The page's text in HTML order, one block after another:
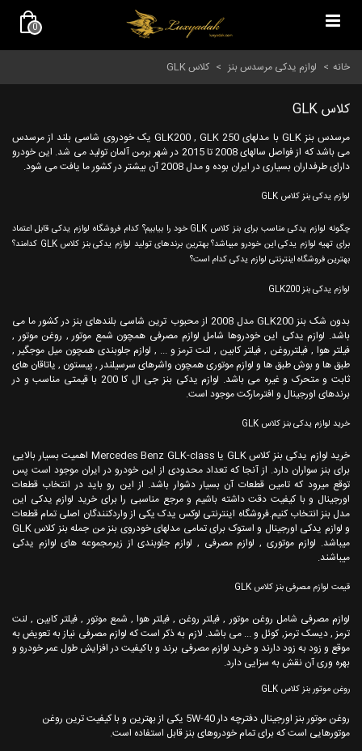
0
خانه > لوازم یدکی مرسدس بنز > کلاس GLK
کلاس GLK
مرسدس بنز GLK با مدلهای GLK200 , GLK 250 یک خودروی شاسی بلند از مرسدس
می باشد که از فواصل سالهای 2008 تا 2015 در شهر برمن آلمان تولید می شد. این خودرو
دارای طرفداران بسیاری در ایران بوده و مدل 2008 آن بیشتر در کشور ما یافت می شود.
لوازم یدکی بنز کلاس GLK
چگونه لوازم یدکی مناسب برای بنز کلاس GLK خود را بیابیم؟ کدام فروشگاه لوازم یدکی قابل اعتماد
برای تهیه لوازم یدکی این خودرو میباشد؟ بهترین برندهای تولید لوازم یدکی بنز کلاس GLK کدامند؟
بهترین فروشگاه اینترنتی لوازم یدکی کدام است؟
لوازم یدکی بنز GLK200
بدون شک بنز GLK200 مدل 2008 از محبوب ترین شاسی بلندهای بنز در کشور ما می
باشد. لوازم یدکی این خودروها شامل لوازم مصرفی همچون شمع موتور , روغن موتور ,
فیلتر هوا , فیلترروغن , فیلتر کابین , لنت ترمز و ... , لوازم جلوبندی همچون میل موجگیر ,
طبق ها و بوش طبق ها و لوازم موتوری همچون واشرهای سرسیلندر , پیستون , یاتاقان های
ثابت و متحرک و غیره می باشد. لوازم یدکی بنز جی ال کا 200 با قیمتی مناسب و در
برندهای اورجینال و افترمارکت موجود است.
خرید لوازم یدکی بنز کلاس GLK
خرید لوازم یدکی بنز کلاس GLK یا Mercedes Benz GLK-class اهمیت بسیار بالایی
برای بنز سواران دارد. از آنجا که تعداد محدودی از این خودرو در ایران موجود است پس
توقع میرود که تامین قطعات آن بسیار دشوار باشد. از این رو باید در انتخاب قطعات
اورجینال و با کیفیت دقت داشته باشیم و مرجع مناسبی را برای خرید لوازم یدکی این
مدل بنز انتخاب کنیم.فروشگاه اینترنتی لوکس یدک یکی از واردکنندگان اصلی تمام قطعات
و لوازم یدکی اورجینال و استوک برای تمامی مدلهای خودروی بنز من جمله بنز کلاس GLK
میباشد. لوازم موتوری , لوازم مصرفی , لوازم جلوبندی از زیرمجموعه های لوازم یدکی
میباشند.
قیمت لوازم مصرفی بنز کلاس GLK
لوازم مصرفی شامل روغن موتور , فیلتر روغن , فیلتر هوا , شمع موتور , فیلتر کابین , لنت
ترمز , دیسک ترمز, کوئل و ... می باشد. لازم به ذکر است که لوازم مصرفی نیاز به تعویض به
موقع و زود به زود دارند و خرید لوازم مصرفی برند و باکیفیت در افزایش طول عمر خودرو و
بهره وری آن نقش به سزایی دارد.
روغن موتور بنز کلاس GLK
روغن موتور بنز اورجینال دفترچه دار 5W-40 یکی از بهترین و با کیفیت ترین روغن
موتورهایی است که برای تمام خودروهای بنز قابل استفاده است.